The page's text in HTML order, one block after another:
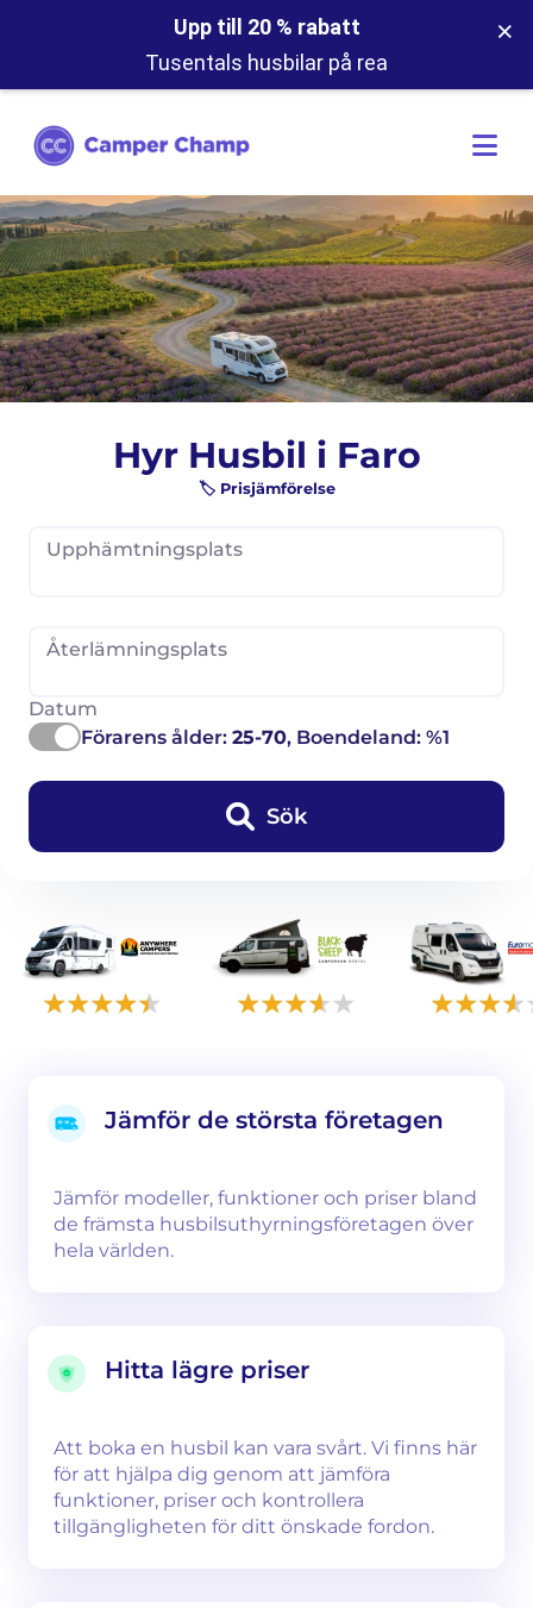
Upp till 20 % rabatt
Tusentals husbilar på rea
×
Hyr Husbil i Faro
🏷️ Prisjämförelse
Upphämtningsplats
Återlämningsplats
Datum
Förarens ålder: 25-70, Boendeland: %1
Sök
Jämför de största företagen
Jämför modeller, funktioner och priser bland
de främsta husbilsuthyrningsföretagen över
hela världen.
Hitta lägre priser
Att boka en husbil kan vara svårt. Vi finns här
för att hjälpa dig genom att jämföra
funktioner, priser och kontrollera
tillgängligheten för ditt önskade fordon.